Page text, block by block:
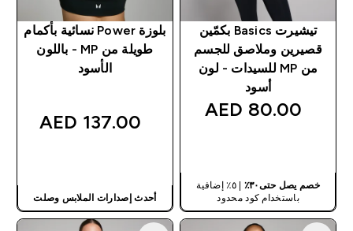
تيشيرت Basics بكمّين
قصيرين وملاصق للجسم
من MP للسيدات - لون
أسود
80.00 AED‎
خصم يصل حتى٣٠٪
| ٥٪ إضافية
باستخدام كود محدود
بلوزة Power نسائية بأكمام
طويلة من MP - باللون
الأسود
137.00 AED‎
أحدث إصدارات الملابس وصلت